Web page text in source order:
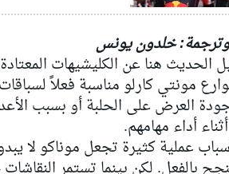
التحمّل
خلدون يونس
الحديث هنا عن الكليشيهات
مونتي كارلو مناسبة فعلاً
العرض على الحلبة أو بسبب
أداء مهامهم.
عملية كثيرة تجعل موناكو لا